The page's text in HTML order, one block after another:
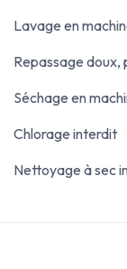
Lavage en
Repassage
Séchage en
Chlorage interdit
Nettoyage à sec